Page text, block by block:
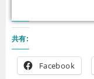
共有:
Facebook